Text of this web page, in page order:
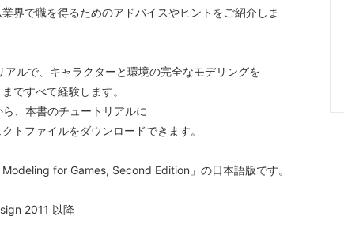
界で職を得るためのアドバイスやヒントをご紹介しま
アルで、キャラクターと環境の完全なモデリングを
ですべて経験します。
ら、本書のチュートリアルに
トファイルをダウンロードできます。
for Games, Second Edition」の日本語版です。
2011 以降